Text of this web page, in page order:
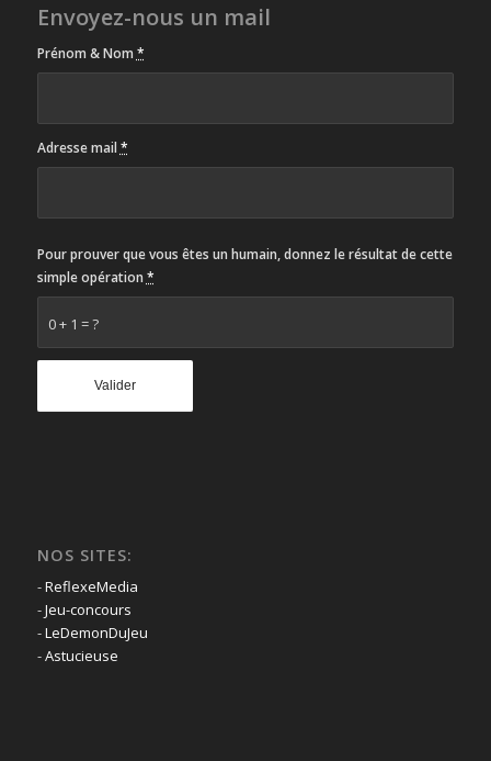
Envoyez-nous un mail
Prénom & Nom *
Adresse mail *
0 + 1 = ?
Pour prouver que vous êtes un humain, donnez le résultat de cette
simple opération *
NOS SITES:
-ReflexeMedia
-Jeu-concours
-LeDemonDuJeu
-Astucieuse